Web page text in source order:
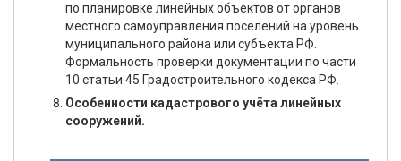
по планировке линейных объектов от органов
местного самоуправления поселений на уровень
муниципального района или субъекта РФ.
Формальность проверки документации по части
10 статьи 45 Градостроительного кодекса РФ.
Особенности кадастрового учёта линейных
сооружений.